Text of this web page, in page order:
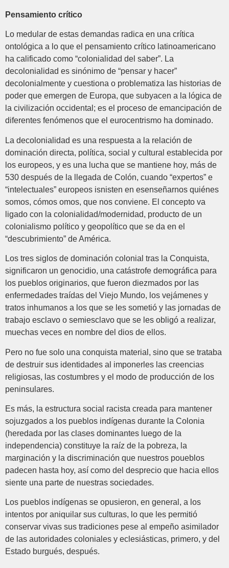
Pensamiento crítico
Lo medular de estas demandas radica en una crítica
ontológica a lo que el pensamiento crítico latinoamericano
ha calificado como “colonialidad del saber”. La
decolonialidad es sinónimo de “pensar y hacer”
decolonialmente y cuestiona o problematiza las historias de
poder que emergen de Europa, que subyacen a la lógica de
la civilización occidental; es el proceso de emancipación de
diferentes fenómenos que el eurocentrismo ha dominado.
La decolonialidad es una respuesta a la relación de
dominación directa, política, social y cultural establecida por
los europeos, y es una lucha que se mantiene hoy, más de
530 después de la llegada de Colón, cuando “expertos” e
“intelectuales” europeos isnisten en esenseñarnos quiénes
somos, cómos omos, que nos conviene. El concepto va
ligado con la colonialidad/modernidad, producto de un
colonialismo político y geopolítico que se da en el
“descubrimiento” de América.
Los tres siglos de dominación colonial tras la Conquista,
significaron un genocidio, una catástrofe demográfica para
los pueblos originarios, que fueron diezmados por las
enfermedades traídas del Viejo Mundo, los vejámenes y
tratos inhumanos a los que se les sometió y las jornadas de
trabajo esclavo o semiesclavo que se les obligó a realizar,
muechas veces en nombre del dios de ellos.
Pero no fue solo una conquista material, sino que se trataba
de destruir sus identidades al imponerles las creencias
religiosas, las costumbres y el modo de producción de los
peninsulares.
Es más, la estructura social racista creada para mantener
sojuzgados a los pueblos indígenas durante la Colonia
(heredada por las clases dominantes luego de la
independencia) constituye la raíz de la pobreza, la
marginación y la discriminación que nuestros poueblos
padecen hasta hoy, así como del desprecio que hacia ellos
siente una parte de nuestras sociedades.
Los pueblos indígenas se opusieron, en general, a los
intentos por aniquilar sus culturas, lo que les permitió
conservar vivas sus tradiciones pese al empeño asimilador
de las autoridades coloniales y eclesiásticas, primero, y del
Estado burgués, después.